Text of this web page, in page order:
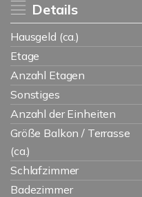
Details
Hausgeld (ca.)
Etage
Anzahl Etagen
Sonstiges
Anzahl der Einheiten
Größe Balkon / Terrasse
(ca.)
Schlafzimmer
Badezimmer